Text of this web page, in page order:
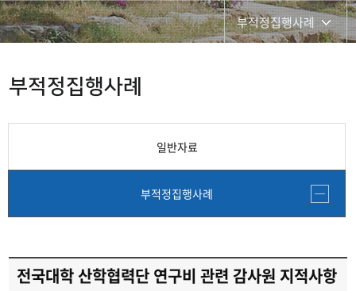
부적정집행사례
부적정집행사례
일반자료
부적정집행사례
전국대학 산학협력단 연구비 관련 감사원 지적사항